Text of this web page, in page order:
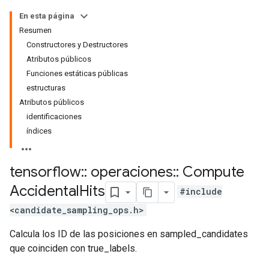
En esta página
Resumen
Constructores y Destructores
Atributos públicos
Funciones estáticas públicas
estructuras
Atributos públicos
identificaciones
índices
tensorflow:: operaciones:: Compute
AccidentalHits
#include
<candidate_sampling_ops.h>
Calcula los ID de las posiciones en sampled_candidates
que coinciden con true_labels.